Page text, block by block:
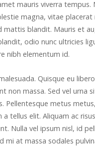
mauris viverra
magna, vitae placerat
mattis blandit. Mauris et
odio nunc ultricies
nibh elementum id.
Quisque eu
non massa. Sed vel urna
Pellentesque metus
a tellus elit. Aliquam ac
Nulla vel ipsum nisl, id
mi at massa sodales